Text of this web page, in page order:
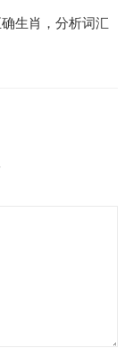
生肖，分析词汇